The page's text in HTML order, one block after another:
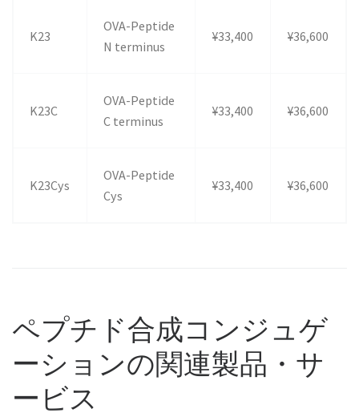
K23
OVA-Peptide
N terminus
¥33,400 ¥36,600
K23C
OVA-Peptide
C terminus
¥33,400 ¥36,600
K23Cys
OVA-Peptide
Cys
¥33,400 ¥36,600
ペプチド合成コンジュゲ
ーションの関連製品・サ
ービス